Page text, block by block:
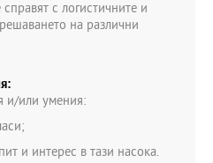
с логистичните и
на различни
и/или умения:
и интерес в тази насока.